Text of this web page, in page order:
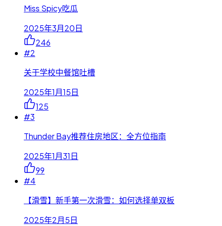
Miss Spicy吃瓜
2025年3月20日
246
#2
关于学校中餐馆吐槽
2025年1月15日
125
#3
Thunder Bay推荐住房地区：全方位指南
2025年1月31日
99
#4
【滑雪】新手第一次滑雪：如何选择单双板
2025年2月5日